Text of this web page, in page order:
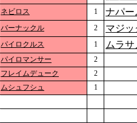
ネビロス 1 ナパー
バーナックル 2 マジ
パイロクルス 1 ムラサ
パイロマンサー
2
フレイムデューク
2
ムシュフシュ
1